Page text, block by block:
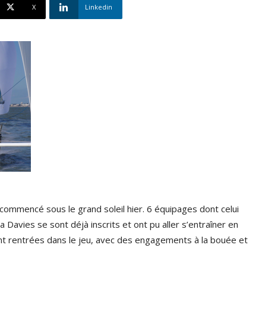
X Linkedin
sous le grand soleil hier. 6 équipages dont celui
Davies se sont déjà inscrits et ont pu aller s’entraîner en
rentrées dans le jeu, avec des engagements à la bouée et